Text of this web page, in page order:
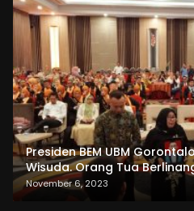
Presiden BEM UBM
Wisuda. Orang Tua
dan Pemasangan Salempang
November 6, 2023